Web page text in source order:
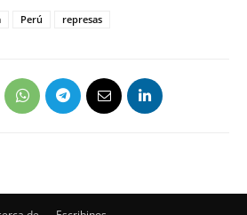
Perú represas